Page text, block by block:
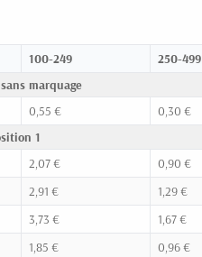
100-249 250-499
marquage
0,55 € 0,30 €
1
2,07 € 0,90 €
2,91 € 1,29 €
3,73 € 1,67 €
1,85 € 0,96 €